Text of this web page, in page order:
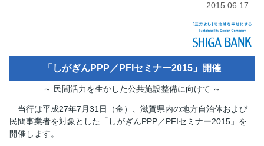
2015.06.17
「しがぎんPPP／PFIセミナー2015」開催
～ 民間活力を生かした公共施設整備に向けて ～
当行は平成27年7月31日（金）、滋賀県内の地方自治体および
民間事業者を対象とした「しがぎんPPP／PFIセミナー2015」を
開催します。